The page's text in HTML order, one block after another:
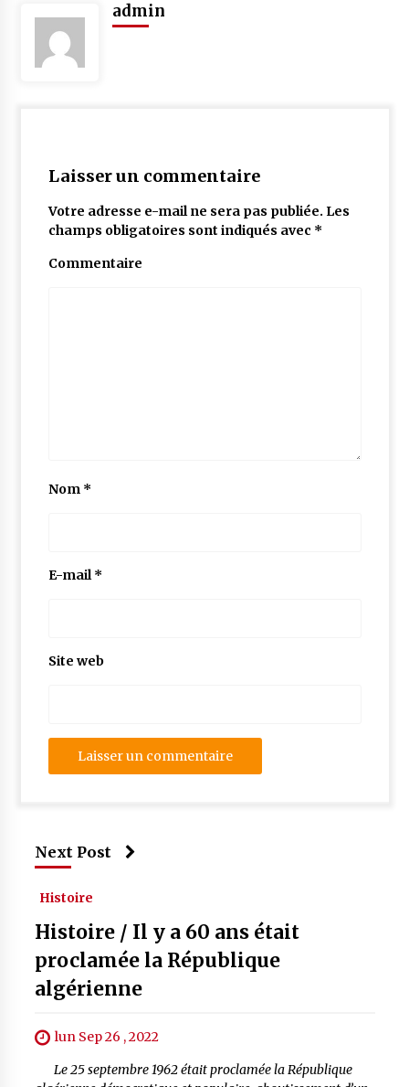
admin
Laisser un commentaire
Votre adresse e-mail ne sera pas publiée. Les
champs obligatoires sont indiqués avec *
Commentaire
Nom *
E-mail*
Site web
Next Post
Histoire
Histoire / Il y a 60 ans était
proclamée la République
algérienne
lun Sep 26 , 2022
Le 25 septembre 1962 était proclamée la République